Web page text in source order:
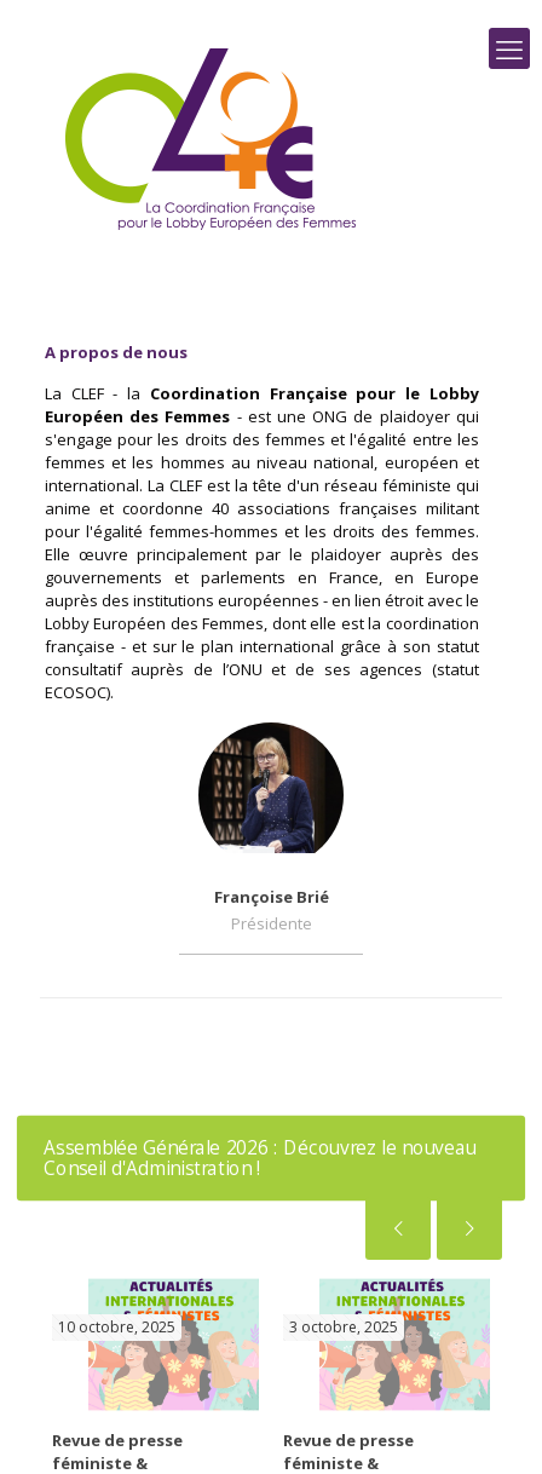
A propos de nous
La CLEF - la Coordination Française pour le Lobby
Européen des Femmes - est une ONG de plaidoyer qui
s'engage pour les droits des femmes et l'égalité entre les
femmes et les hommes au niveau national, européen et
international. La CLEF est la tête d'un réseau féministe qui
anime et coordonne 40 associations françaises militant
pour l'égalité femmes-hommes et les droits des femmes.
Elle œuvre principalement par le plaidoyer auprès des
gouvernements et parlements en France, en Europe
auprès des institutions européennes - en lien étroit avec le
Lobby Européen des Femmes, dont elle est la coordination
française - et sur le plan international grâce à son statut
consultatif auprès de l’ONU et de ses agences (statut
ECOSOC).
Françoise Brié
Présidente
Assemblée Générale 2026 : Découvrez le nouveau
Conseil d'Administration !
10 octobre, 2025
Revue de presse
féministe &
3 octobre, 2025
Revue de presse
féministe &